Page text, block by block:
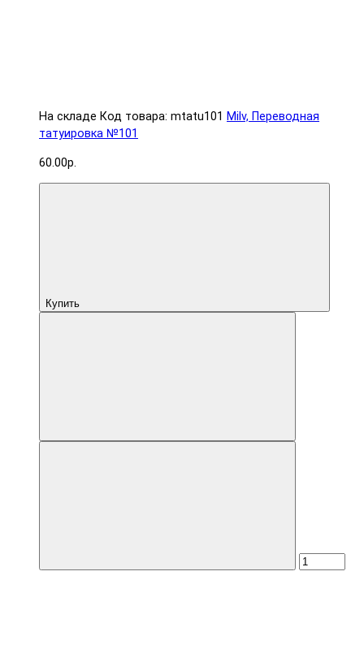
На складе Код товара: mtatu101 Milv, Переводная
татуировка №101
60.00р.
Купить